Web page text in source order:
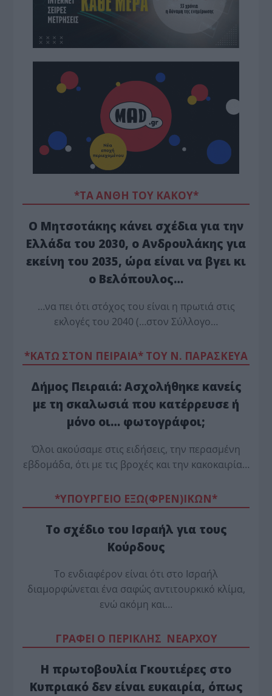
*ΤΑ ΆΝΘΗ ΤΟΥ ΚΑΚΟΎ*
Ο Μητσοτάκης κάνει σχέδια για την
Ελλάδα του 2030, ο Ανδρουλάκης για
εκείνη του 2035, ώρα είναι να βγει κι
ο Βελόπουλος…
…να πει ότι στόχος του είναι η πρωτιά στις
εκλογές του 2040 (…στον Σύλλογο…
*ΚΑΤΩ ΣΤΟΝ ΠΕΙΡΑΙΑ* ΤΟΥ Ν. ΠΑΡΑΣΚΕΥΑ
Δήμος Πειραιά: Ασχολήθηκε κανείς
με τη σκαλωσιά που κατέρρευσε ή
μόνο οι… φωτογράφοι;
Όλοι ακούσαμε στις ειδήσεις, την περασμένη
εβδομάδα, ότι με τις βροχές και την κακοκαιρία…
*ΥΠΟΥΡΓΕΙΟ ΕΞΩ(ΦΡΕΝ)ΙΚΩΝ*
Το σχέδιο του Ισραήλ για τους
Κούρδους
Το ενδιαφέρον είναι ότι στο Ισραήλ
διαμορφώνεται ένα σαφώς αντιτουρκικό κλίμα,
ενώ ακόμη και…
ΓΡΑΦΕΙ Ο ΠΕΡΙΚΛΗΣ ΝΕΑΡΧΟΥ
Η πρωτοβουλία Γκουτιέρες στο
Κυπριακό δεν είναι ευκαιρία, όπως